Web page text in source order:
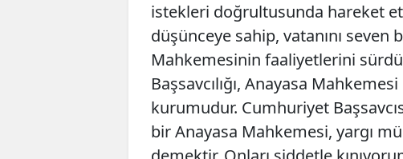
istekleri doğrultusunda hareket
düşünceye sahip, vatanını seven
Mahkemesinin faaliyetlerini
Başsavcılığı, Anayasa
kurumudur. Cumhuriyet
bir Anayasa Mahkemesi, yargı